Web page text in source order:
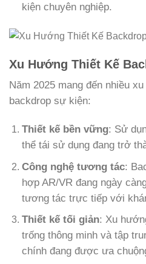
kiện chuyên nghiệp.
Xu Hướng Thiết Kế
Năm 2025 mang đến nhiều
backdrop sự kiện:
Thiết kế bền vững: Sử
thể tái sử dụng đang trở
Công nghệ tương tác:
hợp AR/VR đang ngày
tương tác trực tiếp với
Thiết kế tối giản: Xu
trống thông minh và tập
chính đang được ưa